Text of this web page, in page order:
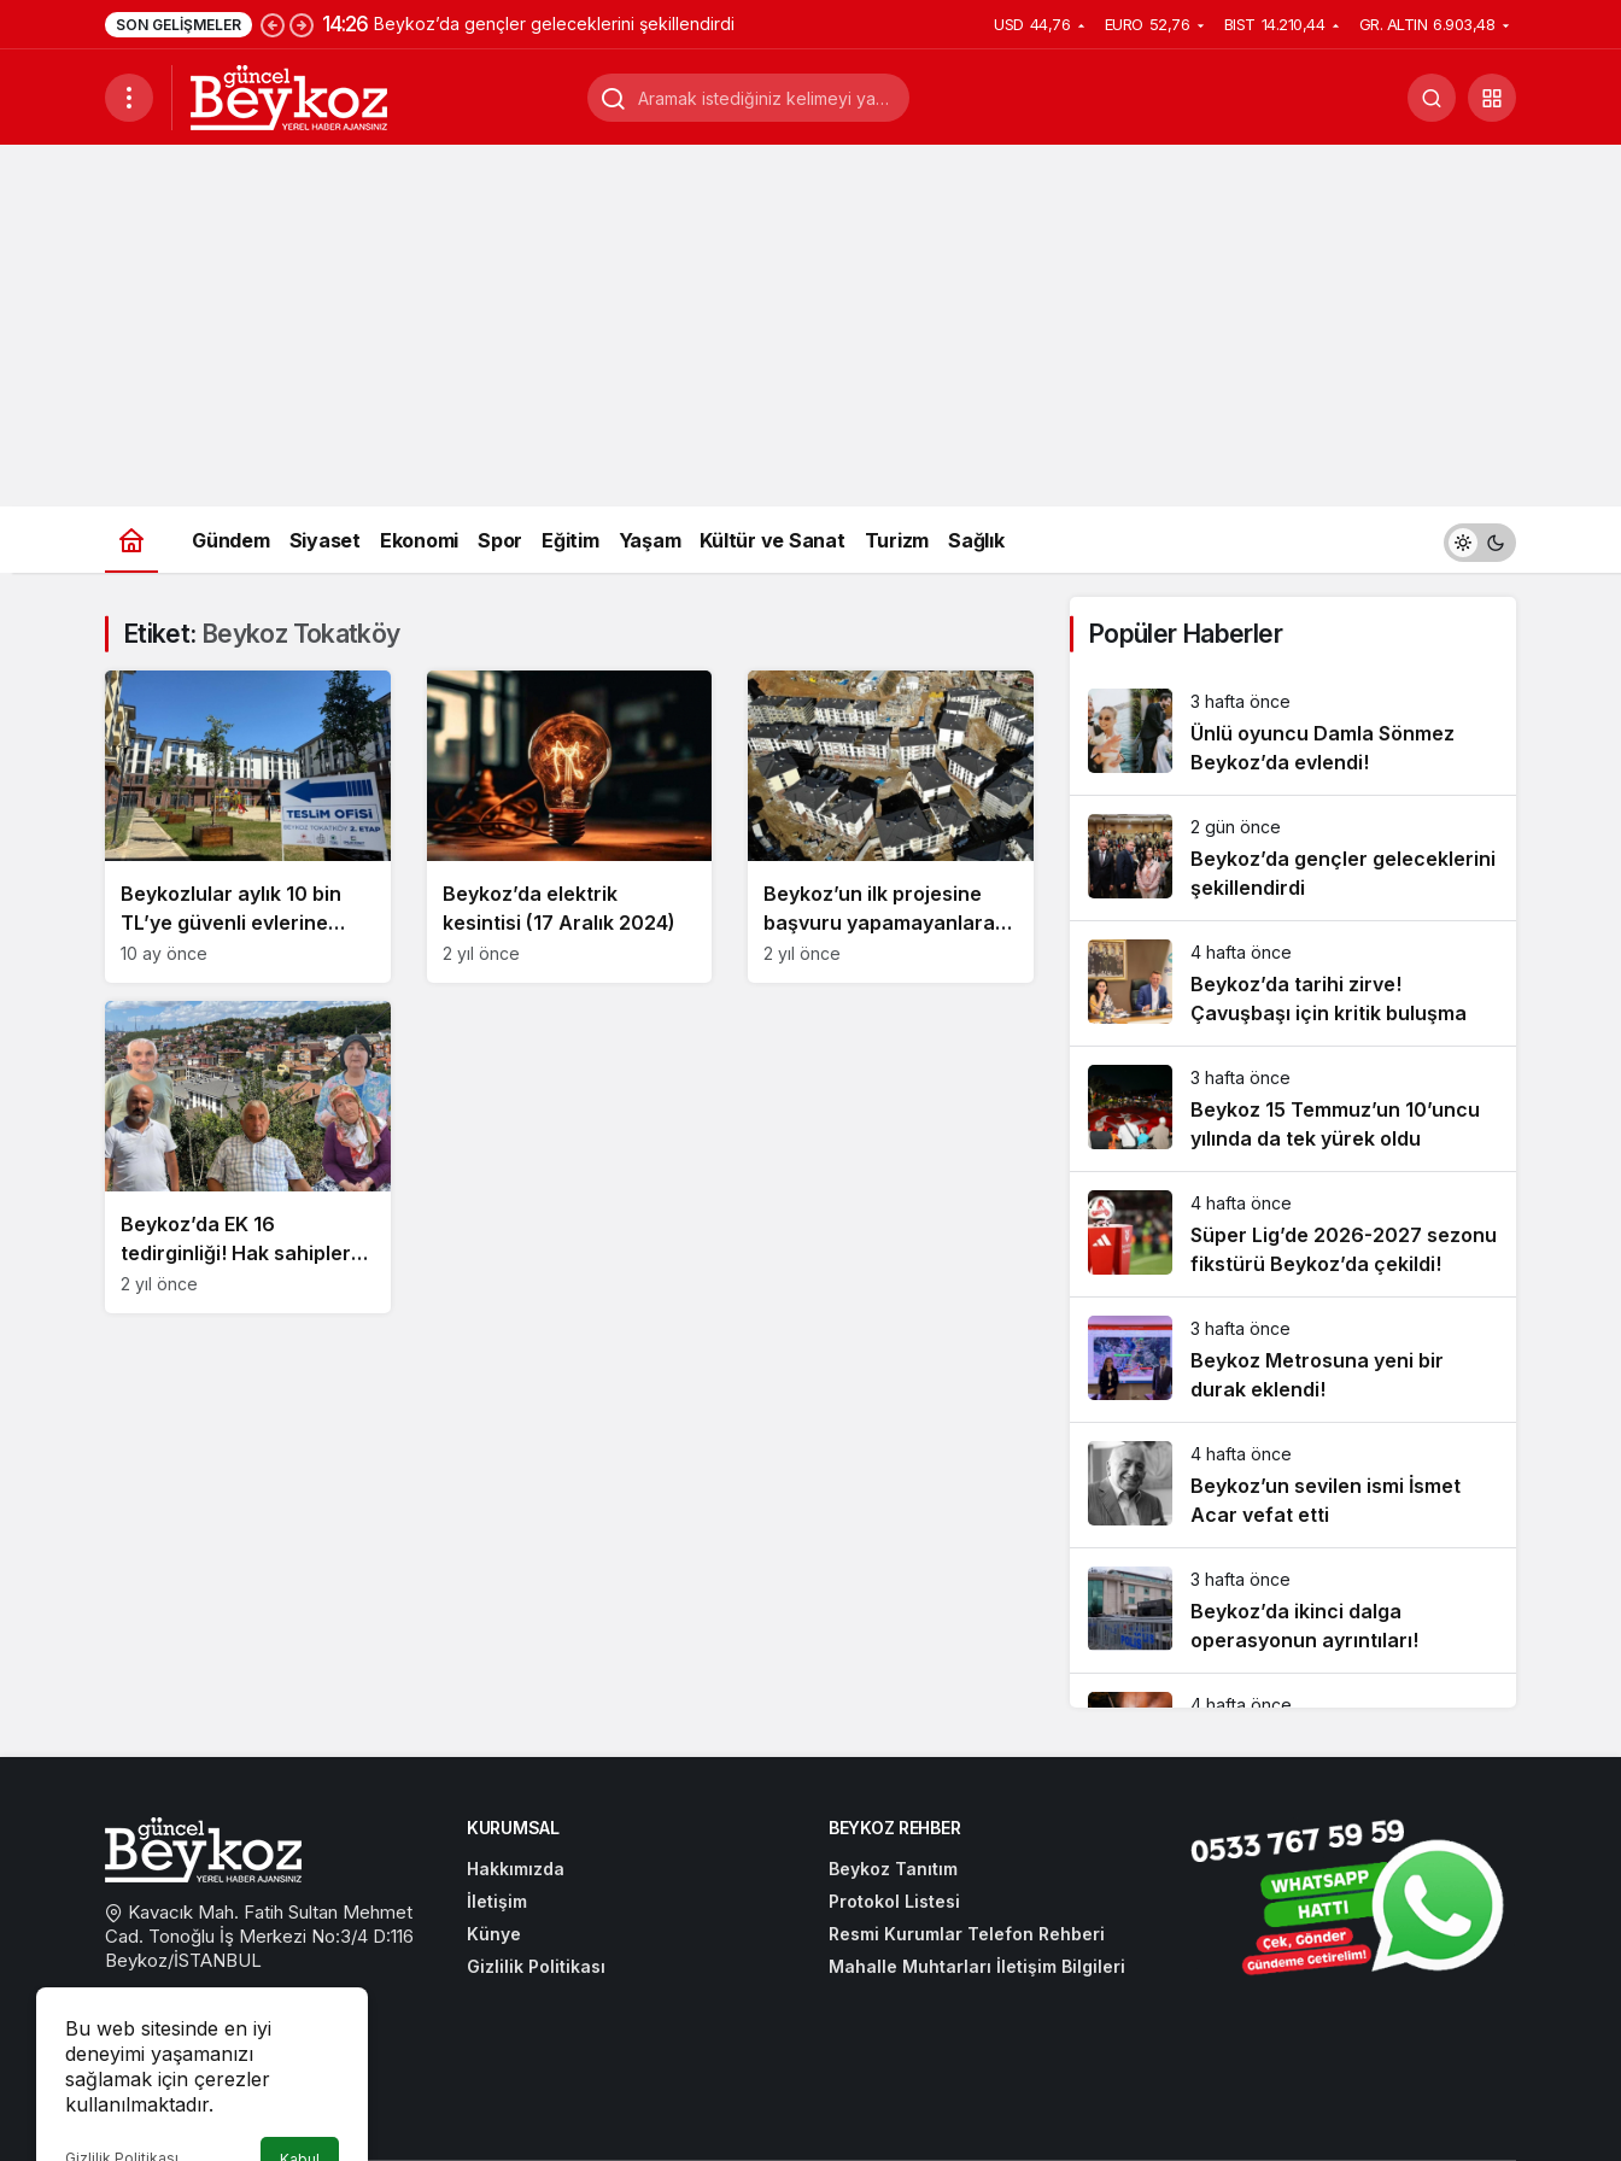
SON GELIŞMELER 14:26 Beykoz’da gençler geleceklerini şekillendirdi USD 44,76 EURO 52,76 BIST 14.210,44 GR. ALTIN 6.903,48
Gündem Siyaset Ekonomi Spor Eğitim Yaşam Kültür ve Sanat Turizm Sağlık
Etiket: Beykoz Tokatköy
Beykozlular aylık 10 bin
TL’ye güvenli evlerine
kavuşuyor!
10 ay önce
Beykoz’da elektrik
kesintisi (17 Aralık 2024)
2 yıl önce
Beykoz’un ilk projesine
başvuru yapamayanlara
müjde!
2 yıl önce
Beykoz’da EK 16
tedirginliği! Hak sahipleri
veryansın etti
2 yıl önce
Popüler Haberler
3 hafta önce
Ünlü oyuncu Damla Sönmez
Beykoz’da evlendi!
2 gün önce
Beykoz’da gençler geleceklerini
şekillendirdi
4 hafta önce
Beykoz’da tarihi zirve!
Çavuşbaşı için kritik buluşma
3 hafta önce
Beykoz 15 Temmuz’un 10’uncu
yılında da tek yürek oldu
4 hafta önce
Süper Lig’de 2026-2027 sezonu
fikstürü Beykoz’da çekildi!
3 hafta önce
Beykoz Metrosuna yeni bir
durak eklendi!
4 hafta önce
Beykoz’un sevilen ismi İsmet
Acar vefat etti
3 hafta önce
Beykoz’da ikinci dalga
operasyonun ayrıntıları!
4 hafta önce
3 hafta önce
CHP oylarıyla toplu ulaşıma
yüzde 10 zam
Bu web sitesinde en iyi
deneyimi yaşamanızı
sağlamak için çerezler
kullanılmaktadır.
Kavacık Mah. Fatih Sultan Mehmet
Cad. Tonoğlu İş Merkezi No:3/4 D:116
Beykoz/İSTANBUL
beykozguncel@gmail.com
iletisim@beykozguncel.com
KURUMSAL
Hakkımızda
İletişim
Künye
Gizlilik Politikası
BEYKOZ REHBER
Beykoz Tanıtım
Protokol Listesi
Resmi Kurumlar Telefon Rehberi
Mahalle Muhtarları İletişim Bilgileri